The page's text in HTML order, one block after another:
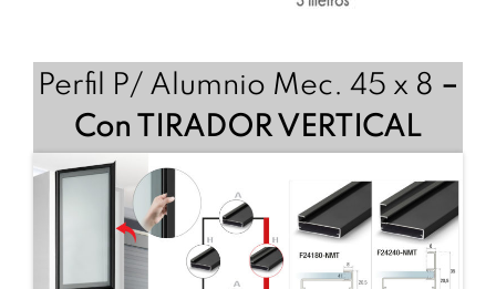
Perfil P/ Alumnio Mec. 45 x 8 –
Con TIRADOR VERTICAL